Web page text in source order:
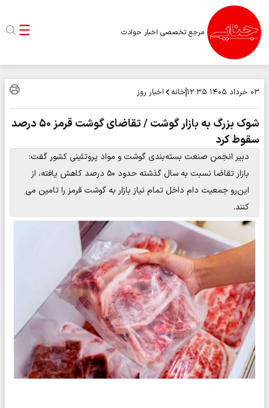
مرجع تخصصی اخبار حوادث
۰۳ خرداد ۱۴۰۵ ۱۲:۳۵ خانه اخبار روز
شوک بزرگ به بازار گوشت / تقاضای گوشت قرمز ۵۰ درصد
سقوط کرد
دبیر انجمن صنعت بسته‌بندی گوشت و مواد پروتئینی کشور گفت:
بازار تقاضا نسبت به سال گذشته حدود ۵۰ درصد کاهش یافته، از
این‌رو جمعیت دام داخل تمام نیاز بازار به گوشت قرمز را تامین می
کنند.